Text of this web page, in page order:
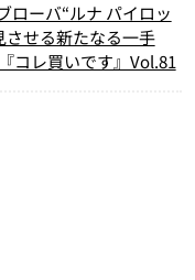
ローバ“ルナ パイロッ
させる新たなる一手
コレ買いです』Vol.81